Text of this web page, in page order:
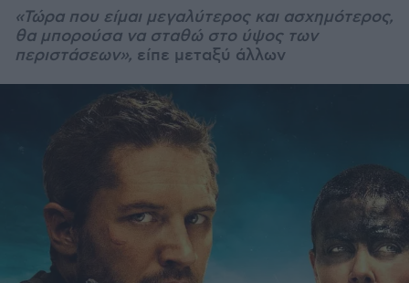
«Τώρα που είμαι μεγαλύτερος και ασχημότερος,
θα μπορούσα να σταθώ στο ύψος των
περιστάσεων», είπε μεταξύ άλλων